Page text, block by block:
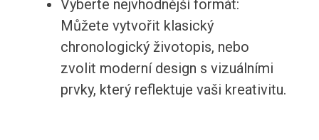
Vyberte nejvhodnější formát:
Můžete vytvořit klasický
chronologický životopis, nebo
zvolit moderní design s vizuálními
prvky, který reflektuje vaši kreativitu.